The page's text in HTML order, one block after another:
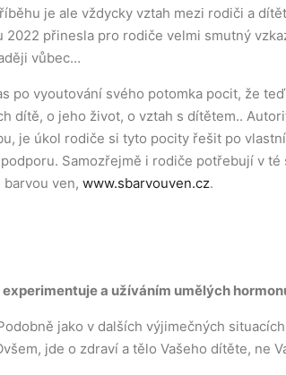
je ale vždycky vztah mezi rodiči a
2022 přinesla pro rodiče velmi smutný
vůbec…
po vyoutování svého potomka pocit, že
dítě, o jeho život, o vztah s dítětem..
je úkol rodiče si tyto pocity řešit po
Samozřejmě i rodiče potřebují v
barvou ven, www.sbarvouven.cz.
a užíváním umělých
jako v dalších výjimečných
jde o zdraví a tělo Vašeho dítěte, ne